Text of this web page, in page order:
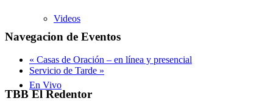
Videos
En Vivo
Navegacion de Eventos
« Casas de Oración – en línea y presencial
Servicio de Tarde »
TBB El Redentor